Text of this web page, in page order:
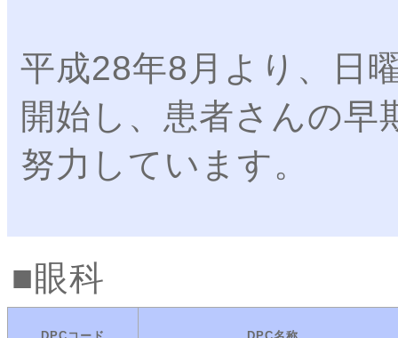
平成28年8月より、日
開始し、患者さんの早
努力しています。
眼科